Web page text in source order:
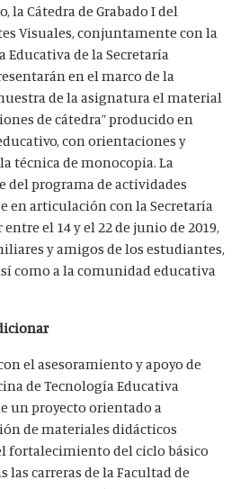
la Cátedra de Grabado I del
Visuales, conjuntamente con la
Educativa de la Secretaría
en el marco de la
de la asignatura el material
de cátedra” producido en
con orientaciones y
técnica de monocopia. La
del programa de actividades
en articulación con la Secretaría
el 14 y el 22 de junio de 2019,
y amigos de los estudiantes,
como a la comunidad educativa
el asesoramiento y apoyo de
de Tecnología Educativa
un proyecto orientado a
de materiales didácticos
fortalecimiento del ciclo básico
las carreras de la Facultad de